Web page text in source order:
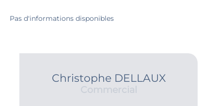
Pas d'informations disponibles
Christophe DELLAUX
Commercial